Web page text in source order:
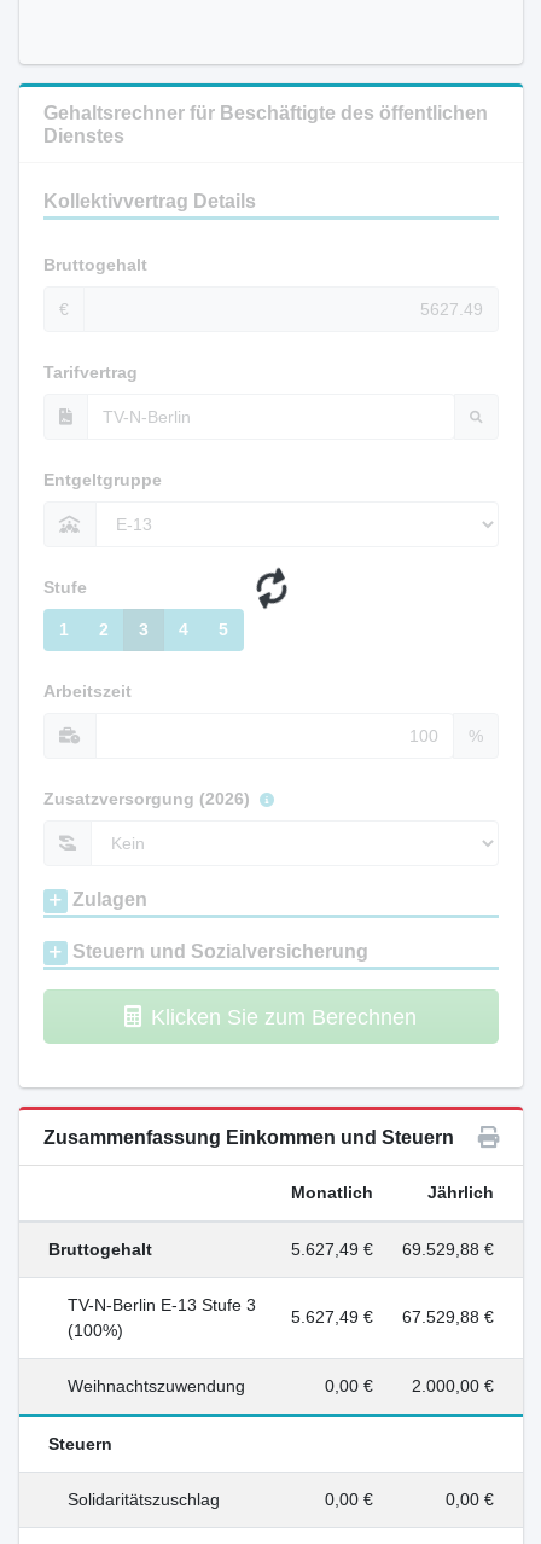
Gehaltsrechner für Beschäftigte des öffentlichen
Dienstes
Kollektivvertrag Details
Bruttogehalt
€
Tarifvertrag
Entgeltgruppe
Stufe
1 2 3 4 5
Arbeitszeit
%
Zusatzversorgung (2026)
Zulagen
Steuern und Sozialversicherung
Klicken Sie zum Berechnen
Zusammenfassung Einkommen und Steuern
Monatlich Jährlich
Bruttogehalt 5.627,49 € 69.529,88 €
TV-N-Berlin E-13 Stufe 3
(100%)
5.627,49 € 67.529,88 €
Weihnachtszuwendung 0,00 € 2.000,00 €
Steuern
Solidaritätszuschlag 0,00 € 0,00 €